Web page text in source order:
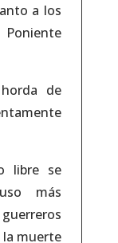
a los
de
libre se
más
la muerte